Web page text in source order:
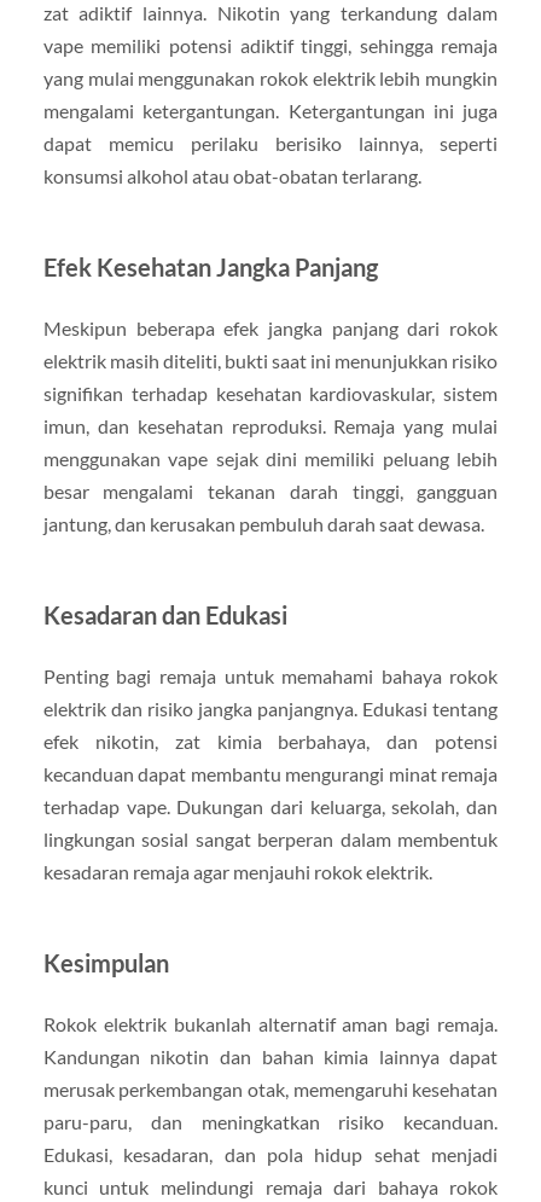
zat adiktif lainnya. Nikotin yang terkandung dalam
vape memiliki potensi adiktif tinggi, sehingga remaja
yang mulai menggunakan rokok elektrik lebih mungkin
mengalami ketergantungan. Ketergantungan ini juga
dapat memicu perilaku berisiko lainnya, seperti
konsumsi alkohol atau obat-obatan terlarang.
Efek Kesehatan Jangka Panjang
Meskipun beberapa efek jangka panjang dari rokok
elektrik masih diteliti, bukti saat ini menunjukkan risiko
signifikan terhadap kesehatan kardiovaskular, sistem
imun, dan kesehatan reproduksi. Remaja yang mulai
menggunakan vape sejak dini memiliki peluang lebih
besar mengalami tekanan darah tinggi, gangguan
jantung, dan kerusakan pembuluh darah saat dewasa.
Kesadaran dan Edukasi
Penting bagi remaja untuk memahami bahaya rokok
elektrik dan risiko jangka panjangnya. Edukasi tentang
efek nikotin, zat kimia berbahaya, dan potensi
kecanduan dapat membantu mengurangi minat remaja
terhadap vape. Dukungan dari keluarga, sekolah, dan
lingkungan sosial sangat berperan dalam membentuk
kesadaran remaja agar menjauhi rokok elektrik.
Kesimpulan
Rokok elektrik bukanlah alternatif aman bagi remaja.
Kandungan nikotin dan bahan kimia lainnya dapat
merusak perkembangan otak, memengaruhi kesehatan
paru-paru, dan meningkatkan risiko kecanduan.
Edukasi, kesadaran, dan pola hidup sehat menjadi
kunci untuk melindungi remaja dari bahaya rokok